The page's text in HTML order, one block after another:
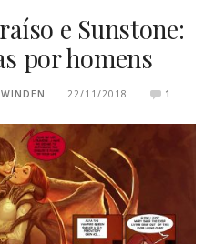
e Sunstone:
por homens
22/11/2018 1